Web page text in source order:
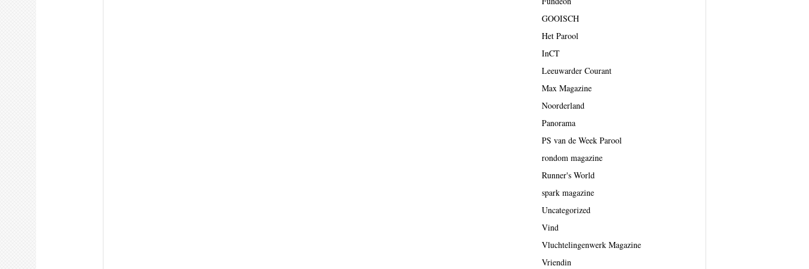
GOOISCH
Het Parool
InCT
Leeuwarder Courant
Max Magazine
Noorderland
Panorama
PS van de Week Parool
rondom magazine
Runner's World
spark magazine
Uncategorized
Vind
Vluchtelingenwerk Magazine
Vriendin